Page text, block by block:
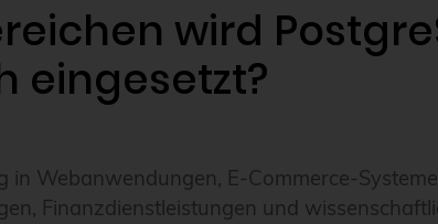
wird
eingesetzt?
in Webanwendungen, E-Commerce-
Finanzdienstleistungen und